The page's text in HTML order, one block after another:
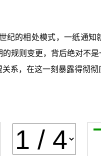
纪的相处模式，一纸通
则变更，背后绝对不
系，在这一刻暴露得彻彻